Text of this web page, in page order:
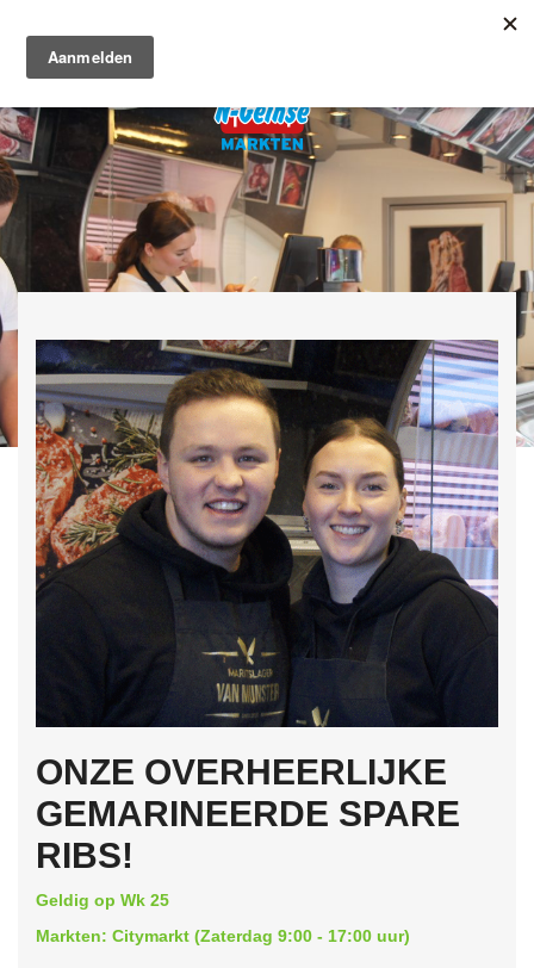
ONZE OVERHEERLIJKE
GEMARINEERDE SPARE
RIBS!
Geldig op Wk 25
Markten: Citymarkt (Zaterdag 9:00 - 17:00 uur)